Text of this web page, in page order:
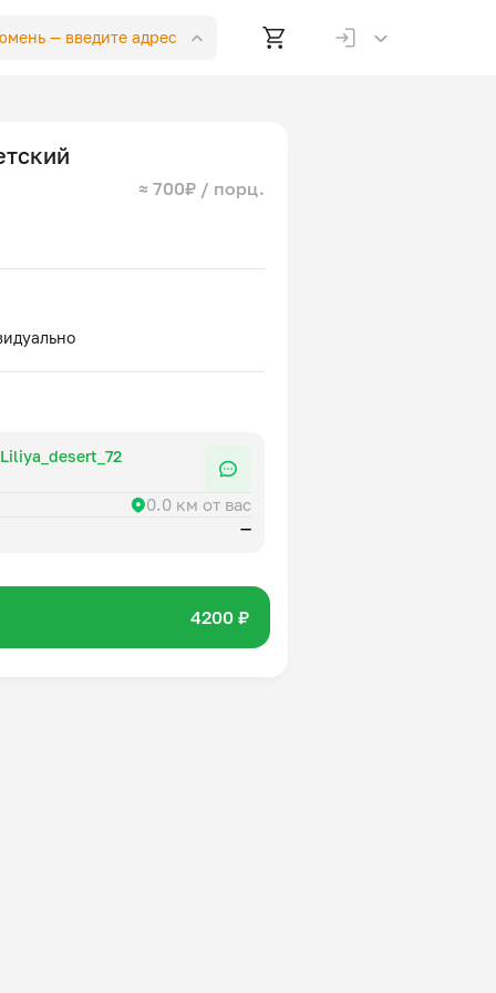
— введите адрес
≈ 700₽ / порц.
Лилия Гайнутдинова. Liliya_desert_72
0.0 км от вас
—
4200 ₽